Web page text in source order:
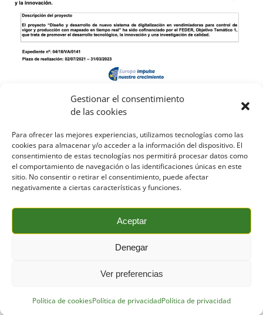
Gestionar el consentimiento
de las cookies
Para ofrecer las mejores experiencias, utilizamos tecnologías como las
cookies para almacenar y/o acceder a la información del dispositivo. El
consentimiento de estas tecnologías nos permitirá procesar datos como
el comportamiento de navegación o las identificaciones únicas en este
sitio. No consentir o retirar el consentimiento, puede afectar
negativamente a ciertas características y funciones.
Aceptar
Denegar
Ver preferencias
Política de cookiesPolítica de privacidadPolítica de privacidad
Contacto
Formación Aviso legal
Política de privacidad
Política de cookies
Trabaja con nosotros Proyectos de ID Canal ÉTICO